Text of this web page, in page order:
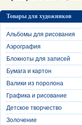
Товары для художников
Альбомы для рисования
Аэрография
Блокноты для записей
Бумага и картон
Валики из поролона
Графика и рисование
Детское творчество
Золочение